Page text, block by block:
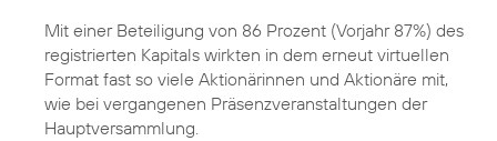
Mit einer Beteiligung von 86 Prozent (Vorjahr 87%) des
registrierten Kapitals wirkten in dem erneut virtuellen
Format fast so viele Aktionärinnen und Aktionäre mit,
wie bei vergangenen Präsenzveranstaltungen der
Hauptversammlung.